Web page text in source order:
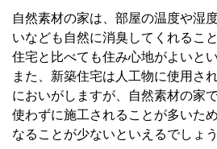
自然素材の家は、部屋の温度や湿
いなども自然に消臭してくれるこ
住宅と比べても住み心地がよいと
また、新築住宅は人工物に使用さ
においがしますが、自然素材の家
使わずに施工されることが多いた
なることが少ないといえるでしょう